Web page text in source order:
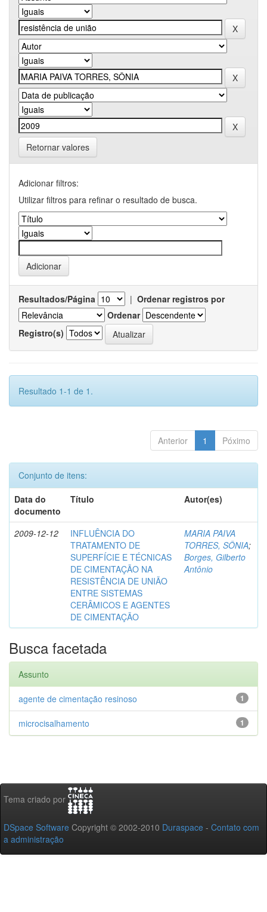
Retornar valores
Adicionar filtros:
Utilizar filtros para refinar o resultado de busca.
Resultados/Página | Ordenar registros por
Ordenar
Registro(s)
Resultado 1-1 de 1.
Anterior 1 Póximo
Conjunto de itens:
Data do
documento
Título Autor(es)
2009-12-12
INFLUÊNCIA DO
TRATAMENTO DE
SUPERFÍCIE E TÉCNICAS
DE CIMENTAÇÃO NA
RESISTÊNCIA DE UNIÃO
ENTRE SISTEMAS
CERÂMICOS E AGENTES
DE CIMENTAÇÃO
MARIA PAIVA
TORRES, SÔNIA;
Borges, Gilberto
Antônio
Busca facetada
Assunto
1
agente de cimentação resinoso
1
microcisalhamento
Tema criado por
DSpace Software Copyright © 2002-2010 Duraspace - Contato com
a administração